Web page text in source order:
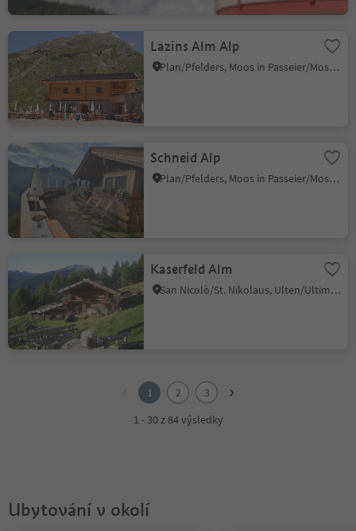
Lazins Alm Alp
Plan/Pfelders, Moos in Passeier/Moso in Passiria, Meran/Merano and environs
Schneid Alp
Plan/Pfelders, Moos in Passeier/Moso in Passiria, Meran/Merano and environs
Kaserfeld Alm
San Nicolò/St. Nikolaus, Ulten/Ultimo, Meran/Merano and environs
1 2
3
1 - 30 z 84 výsledky
Ubytování v okolí